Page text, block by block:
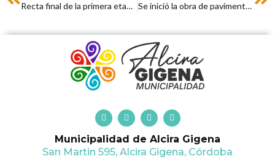
Recta final de la primera etapa de Cordón Cuneta
Se inició la obra de pavimentación de accesos a Bella Vista
F
a
c
e
b
o
T
w
i
t
t
e
I
n
s
t
a
g
Y
o
u
t
u
b
Municipalidad de Alcira Gigena
San Martin 595, Alcira Gigena, Córdoba